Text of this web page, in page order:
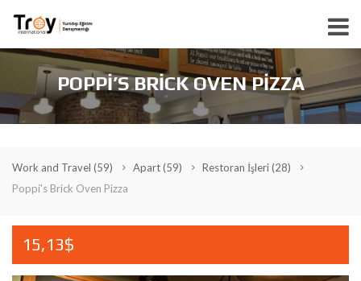
POPPI’S BRICK OVEN PIZZA
Work and Travel (59) Apart(59) Restoran İşleri(28)
Poppi's Brick Oven Pizza
15,13$